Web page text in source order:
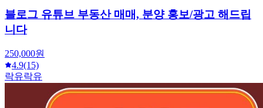
블로그 유튜브 부동산 매매, 분양 홍보/광고 해드립
니다
250,000원
4.9(15)
락유락유